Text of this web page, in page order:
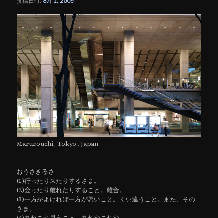
ン
Marunouchi , Tokyo , Japan
おうさきるさ
(1)行ったり来たりするさま。
(2)会ったり離れたりすること。離合。
(3)一方がよければ一方が悪いこと。くい違うこと。また、その
さま。